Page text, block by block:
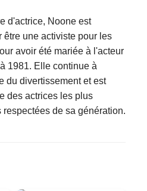
d'actrice, Noone est
une activiste pour les
avoir été mariée à l'acteur
1981. Elle continue à
du divertissement et est
des actrices les plus
de sa génération.